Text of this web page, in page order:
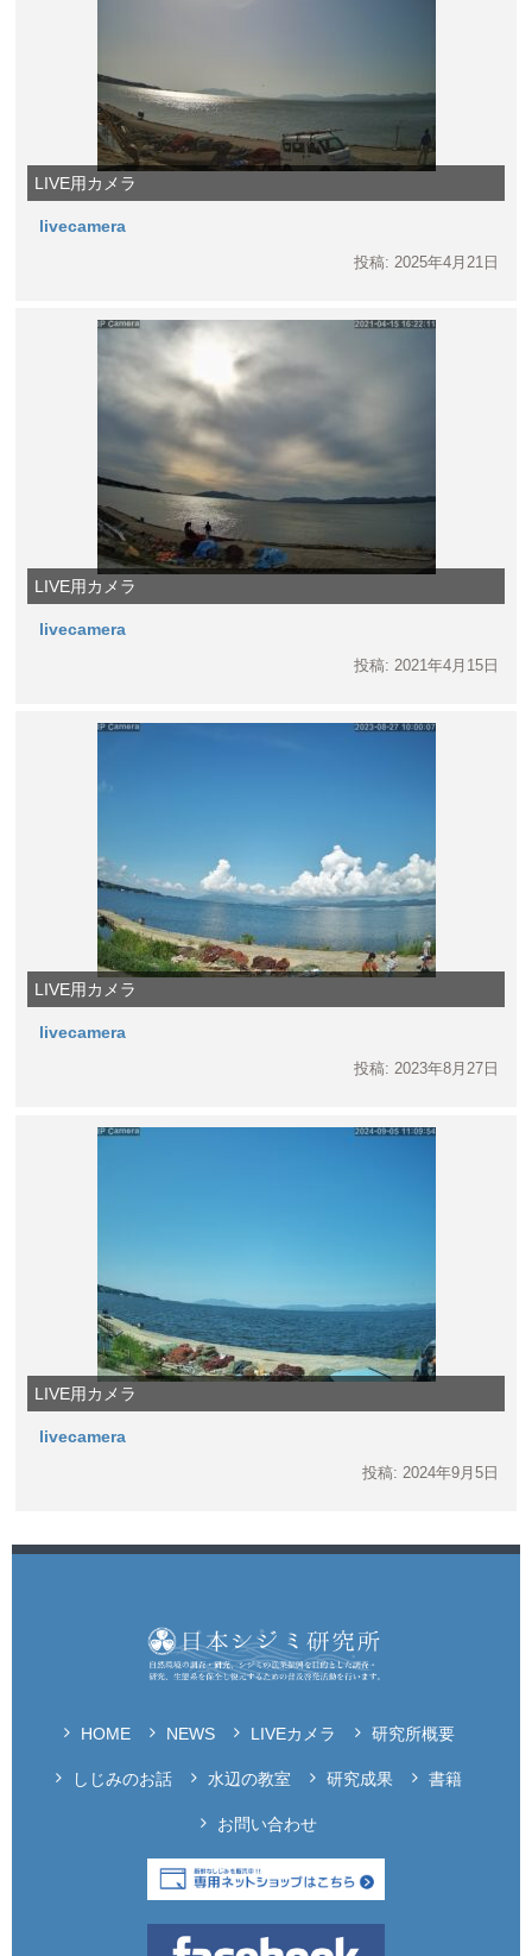
LIVE用カメラ
livecamera
投稿: 2025年4月21日
LIVE用カメラ
livecamera
投稿: 2021年4月15日
LIVE用カメラ
livecamera
投稿: 2023年8月27日
LIVE用カメラ
livecamera
投稿: 2024年9月5日
HOME NEWS LIVEカメラ 研究所概要
しじみのお話 水辺の教室 研究成果 書籍
お問い合わせ